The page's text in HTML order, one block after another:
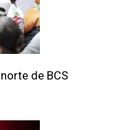
de BCS